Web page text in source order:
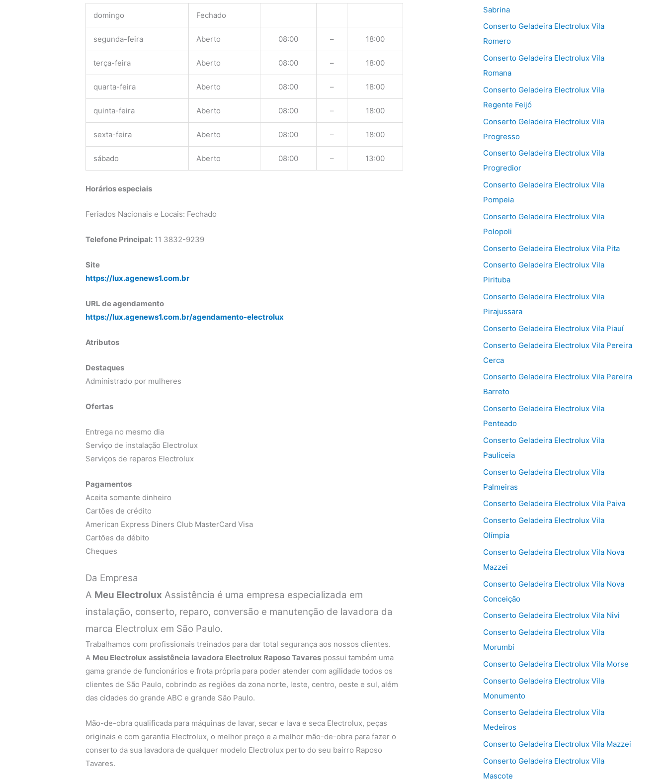
domingo Fechado
segunda-feira Aberto 08:00 – 18:00
terça-feira Aberto 08:00 – 18:00
quarta-feira Aberto 08:00 – 18:00
quinta-feira Aberto 08:00 – 18:00
sexta-feira Aberto 08:00 – 18:00
sábado Aberto 08:00 – 13:00
Horários especiais
Feriados Nacionais e Locais: Fechado
Telefone Principal: 11 3832-9239
Site
https://lux.agenews1.com.br
URL de agendamento
https://lux.agenews1.com.br/agendamento-electrolux
Atributos
Destaques
Administrado por mulheres
Ofertas
Entrega no mesmo dia
Serviço de instalação Electrolux
Serviços de reparos Electrolux
Pagamentos
Aceita somente dinheiro
Cartões de crédito
American Express Diners Club MasterCard Visa
Cartões de débito
Cheques
Da Empresa
A Meu Electrolux Assistência é uma empresa especializada em
instalação, conserto, reparo, conversão e manutenção de lavadora da
marca Electrolux em São Paulo.
Trabalhamos com profissionais treinados para dar total segurança aos nossos clientes.
A Meu Electrolux assistência lavadora Electrolux Raposo Tavares possui também uma
gama grande de funcionários e frota própria para poder atender com agilidade todos os
clientes de São Paulo, cobrindo as regiões da zona norte, leste, centro, oeste e sul, além
das cidades do grande ABC e grande São Paulo.
Mão-de-obra qualificada para máquinas de lavar, secar e lava e seca Electrolux, peças
originais e com garantia Electrolux, o melhor preço e a melhor mão-de-obra para fazer o
conserto da sua lavadora de qualquer modelo Electrolux perto do seu bairro Raposo
Tavares.
Sabrina
Conserto Geladeira Electrolux Vila
Romero
Conserto Geladeira Electrolux Vila
Romana
Conserto Geladeira Electrolux Vila
Regente Feijó
Conserto Geladeira Electrolux Vila
Progresso
Conserto Geladeira Electrolux Vila
Progredior
Conserto Geladeira Electrolux Vila
Pompeia
Conserto Geladeira Electrolux Vila
Polopoli
Conserto Geladeira Electrolux Vila Pita
Conserto Geladeira Electrolux Vila
Pirituba
Conserto Geladeira Electrolux Vila
Pirajussara
Conserto Geladeira Electrolux Vila Piauí
Conserto Geladeira Electrolux Vila Pereira
Cerca
Conserto Geladeira Electrolux Vila Pereira
Barreto
Conserto Geladeira Electrolux Vila
Penteado
Conserto Geladeira Electrolux Vila
Pauliceia
Conserto Geladeira Electrolux Vila
Palmeiras
Conserto Geladeira Electrolux Vila Paiva
Conserto Geladeira Electrolux Vila
Olímpia
Conserto Geladeira Electrolux Vila Nova
Mazzei
Conserto Geladeira Electrolux Vila Nova
Conceição
Conserto Geladeira Electrolux Vila Nivi
Conserto Geladeira Electrolux Vila
Morumbi
Conserto Geladeira Electrolux Vila Morse
Conserto Geladeira Electrolux Vila
Monumento
Conserto Geladeira Electrolux Vila
Medeiros
Conserto Geladeira Electrolux Vila Mazzei
Conserto Geladeira Electrolux Vila
Mascote